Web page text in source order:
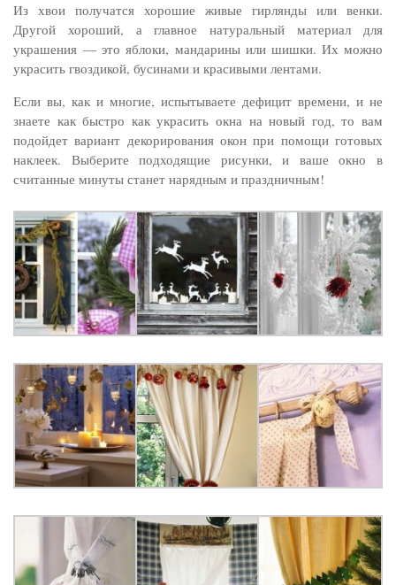
Из хвои получатся хорошие живые гирлянды или венки.
Другой хороший, а главное натуральный материал для
украшения — это яблоки, мандарины или шишки. Их можно
украсить гвоздикой, бусинами и красивыми лентами.
Если вы, как и многие, испытываете дефицит времени, и не
знаете как быстро как украсить окна на новый год, то вам
подойдет вариант декорирования окон при помощи готовых
наклеек. Выберите подходящие рисунки, и ваше окно в
считанные минуты станет нарядным и праздничным!